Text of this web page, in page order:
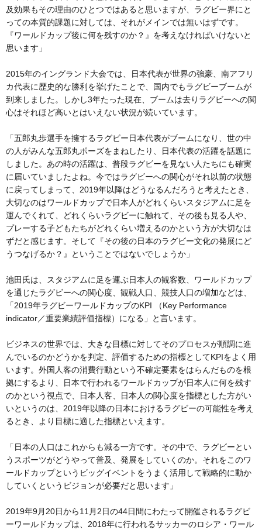
及効果もその理由のひとつではあると思いますが、ラグビー界にと
っての本質的課題に対しては、それがメインでは無いはずです。
『ワールドカップ後に何を残すのか？』を考えなければいけないと
思います」
2015年のイングランド大会では、日本代表が世界の強豪、南アフリ
カ代表に歴史的な勝利を挙げたことで、国内でもラグビーブームが
到来しました。しかし3年たった現在、ブームは去りラグビーへの関
心はそれほど高いとはいえない状況が続いています。
「五郎丸歩選手を擁するラグビー日本代表がブームになり、世の中
の人がみんな五郎丸ポーズをまねしたり、日本代表の活躍を話題に
しました。あの時の活躍は、普段ラグビーを見ない人たちにも確実
に届いていましたよね。今ではラグビーへの関心がそれ以前の状態
に戻ってしまって、2019年以降はどうなるんだろうと考えたとき、
大切なのはワールドカップで日本人がどれくらいスタジアムに足を
運んでくれて、どれくらいラグビーに触れて、その後も見る人や、
プレーする子どもたちがどれくらい増えるのかという方が大切なは
ずだと感じます。そして『その後の日本のラグビー文化の発展にど
うつなげるか？』ということではないでしょうか」
池田氏は、スタジアムに足を運ぶ日本人の観客数、ワールドカップ
を通じたラグビーへの関心度、観戦人口、競技人口の増加などは、
「2019年ラグビーワールドカップのKPI （Key Performance
indicator／重要業績評価指標）になる」と言います。
ビジネスの世界では、大きな目標に対してそのプロセスが順調に進
んでいるのかどうかを判定、評価するための指標としてKPIをよく用
います。外国人客の消費行動という不確定要素をはらんだものを根
拠にするより、日本で行われるワールドカップが日本人に何を残す
のかという視点で、日本人客、日本人の関心度を指標とした方がい
いというのは、2019年以降の日本におけるラグビーの可能性を考え
るとき、より目標に適した指標といえます。
「日本の人口はこれからも減る一方です。その中で、ラグビーとい
うスポーツがどうやって普及、発展をしていくのか。それをこのワ
ールドカップというビッグイベントをうまく活用して戦略的に動か
していくというビジョンが必要だと思います」
2019年9月20日から11月2日の44日間にわたって開催されるラグビ
ーワールドカップは、2018年に行われるサッカーのロシア・ワール